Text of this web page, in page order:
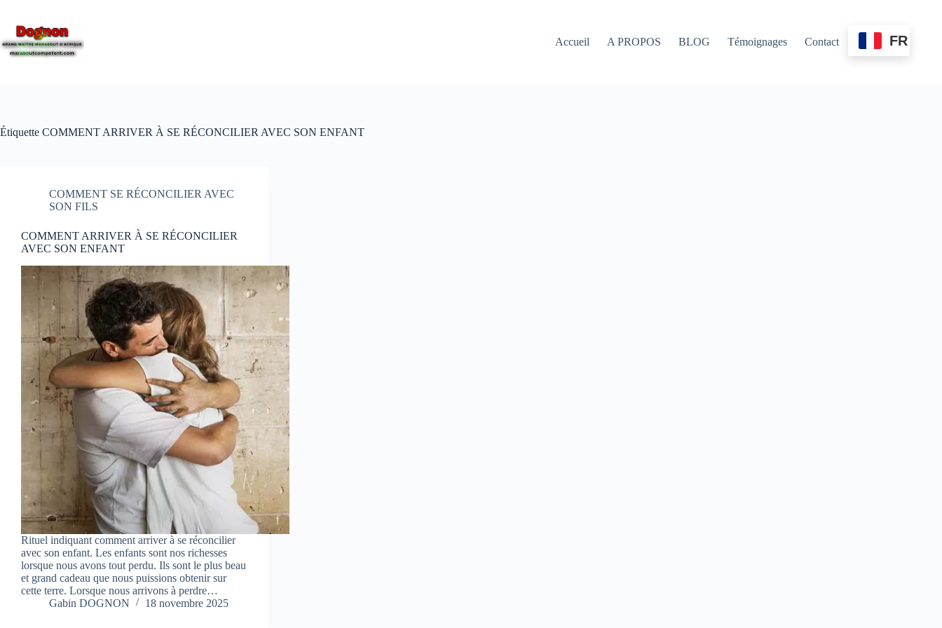
Accueil A PROPOS BLOG Témoignages Contact FR
Étiquette COMMENT ARRIVER À SE RÉCONCILIER AVEC SON ENFANT
COMMENT SE RÉCONCILIER AVEC
SON FILS
COMMENT ARRIVER À SE RÉCONCILIER
AVEC SON ENFANT
Rituel indiquant comment arriver à se réconcilier
avec son enfant. Les enfants sont nos richesses
lorsque nous avons tout perdu. Ils sont le plus beau
et grand cadeau que nous puissions obtenir sur
cette terre. Lorsque nous arrivons à perdre…
Gabin DOGNON
18 novembre 2025